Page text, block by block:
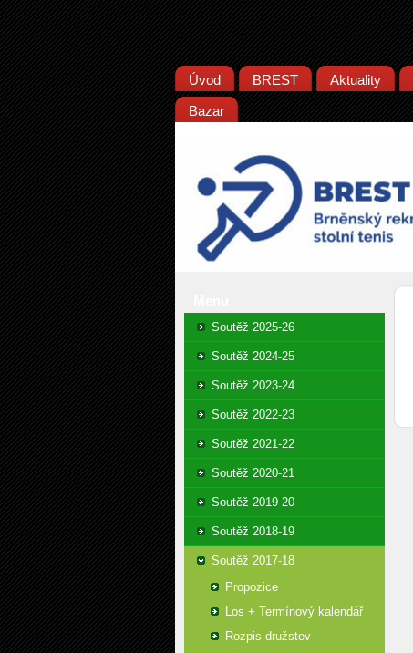
Úvod BREST Aktuality
Bazar
Soutěž 2025-26
Soutěž 2024-25
Soutěž 2023-24
Soutěž 2022-23
Soutěž 2021-22
Soutěž 2020-21
Soutěž 2019-20
Soutěž 2018-19
Soutěž 2017-18
Propozice
Los + Termínový kalendář
Rozpis družstev